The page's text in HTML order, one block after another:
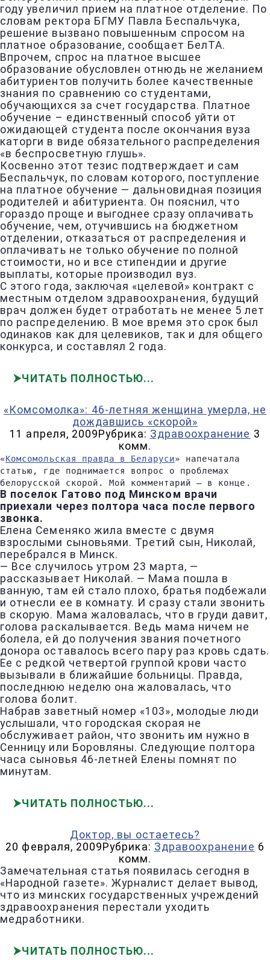
году увеличил прием на платное отделение. По
словам ректора БГМУ Павла Беспальчука,
решение вызвано повышенным спросом на
платное образование, сообщает БелТА.
Впрочем, спрос на платное высшее
образование обусловлен отнюдь не желанием
абитуриентов получить более качественные
знания по сравнению со студентами,
обучающихся за счет государства. Платное
обучение – единственный способ уйти от
ожидающей студента после окончания вуза
каторги в виде обязательного распределения
«в беспросветную глушь».
Косвенно этот тезис подтверждает и сам
Беспальчук, по словам которого, поступление
на платное обучение — дальновидная позиция
родителей и абитуриента. Он пояснил, что
гораздо проще и выгоднее сразу оплачивать
обучение, чем, отучившись на бюджетном
отделении, отказаться от распределения и
оплачивать не только обучение по полной
стоимости, но и все стипендии и другие
выплаты, которые производил вуз.
С этого года, заключая «целевой» контракт с
местным отделом здравоохранения, будущий
врач должен будет отработать не менее 5 лет
по распределению. В мое время это срок был
одинаков как для целевиков, так и для общего
конкурса, и составлял 2 года.
ЧИТАТЬ ПОЛНОСТЬЮ
«Комсомолка»: 46-летняя женщина умерла, не
дождавшись «скорой»
11 апреля, 2009 Рубрика: Здравоохранение 3
комм.
«Комсомольская правда в Беларуси» напечатала
статью, где поднимается вопрос о проблемах
белорусской скорой. Мой комментарий — в конце.
В поселок Гатово под Минском врачи
приехали через полтора часа после первого
звонка.
Елена Семеняко жила вместе с двумя
взрослыми сыновьями. Третий сын, Николай,
перебрался в Минск.
— Все случилось утром 23 марта, —
рассказывает Николай. — Мама пошла в
ванную, там ей стало плохо, братья подбежали
и отнесли ее в комнату. И сразу стали звонить
в скорую. Мама жаловалась, что в груди давит,
голова раскалывается. Ведь мама ничем не
болела, ей до получения звания почетного
донора оставалось всего пару раз кровь сдать.
Ее с редкой четвертой группой крови часто
вызывали в ближайшие больницы. Правда,
последнюю неделю она жаловалась, что
голова болит.
Набрав заветный номер «103», молодые люди
услышали, что городская скорая не
обслуживает район, что звонить им нужно в
Сенницу или Боровляны. Следующие полтора
часа сыновья 46-летней Елены помнят по
минутам.
ЧИТАТЬ ПОЛНОСТЬЮ
Доктор, вы остаетесь?
20 февраля, 2009 Рубрика: Здравоохранение 6
комм.
Замечательная статья появилась сегодня в
«Народной газете». Журналист делает вывод,
что из минских государственных учреждений
здравоохранения перестали уходить
медработники.
ЧИТАТЬ ПОЛНОСТЬЮ